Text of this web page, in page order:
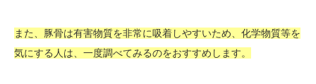
また、豚骨は有害物質を非常に吸着しやすいため、化学物質等を
気にする人は、一度調べてみるのをおすすめします。